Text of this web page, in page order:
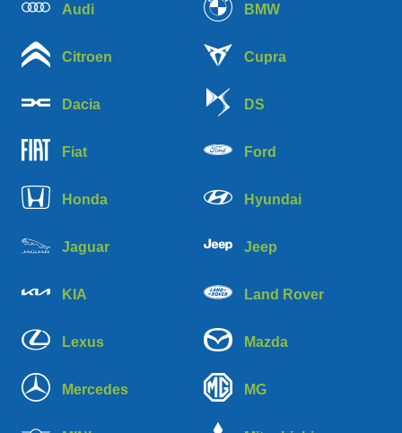
Audi BMW
Citroen Cupra
Dacia DS
Fiat Ford
Honda Hyundai
Jaguar Jeep
KIA Land Rover
Lexus Mazda
Mercedes MG